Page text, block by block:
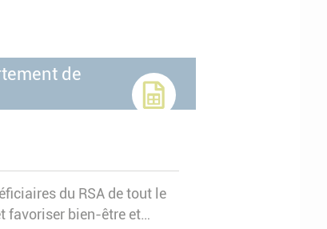
de
du RSA de tout le
favoriser bien-être et